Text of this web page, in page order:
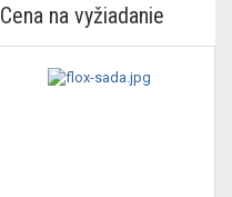
Cena na vyžiadanie